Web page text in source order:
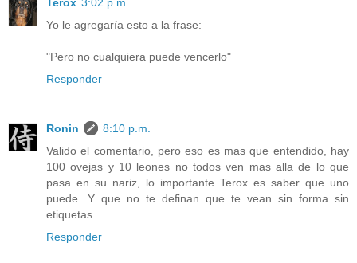
Yo le agregaría esto a la frase:
"Pero no cualquiera puede vencerlo"
Responder
Ronin
8:10 p.m.
Valido el comentario, pero eso es mas que entendido, hay
100 ovejas y 10 leones no todos ven mas alla de lo que
pasa en su nariz, lo importante Terox es saber que uno
puede. Y que no te definan que te vean sin forma sin
etiquetas.
Responder